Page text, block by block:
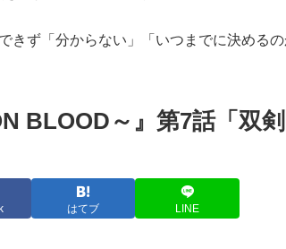
3・4合併号に載ってる作品がこちら
だに受け入れられてない奴ｗｗｗｗ
シリーズいくぞこれ
【速報】tuki.(17)ちゃん、家族で初
きず「分からない」「いつまでに決めるの
BLOOD～』第7話「双
はてブ LINE